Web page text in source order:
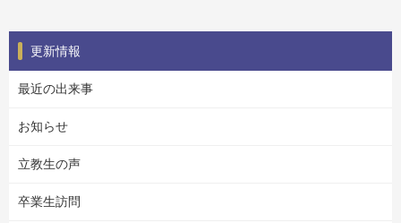
更新情報
最近の出来事
お知らせ
立教生の声
卒業生訪問